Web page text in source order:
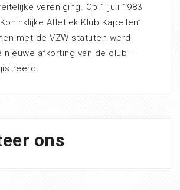
vereniging. Op 1 juli 1983
Atletiek Klub Kapellen”
met de VZW-statuten werd
nieuwe afkorting van de club –
ons